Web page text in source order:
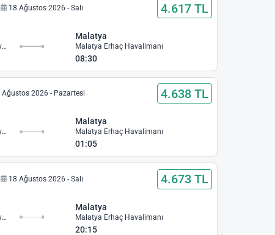
18 Ağustos 2026 - Salı 4.617 TL
İzmir Adnan Menderes Havalimanı
Malatya
Malatya Erhaç Havalimanı
08:30
Ağustos 2026 - Pazartesi 4.638 TL
İzmir Adnan Menderes Havalimanı
Malatya
Malatya Erhaç Havalimanı
01:05
18 Ağustos 2026 - Salı 4.673 TL
İzmir Adnan Menderes Havalimanı
Malatya
Malatya Erhaç Havalimanı
20:15